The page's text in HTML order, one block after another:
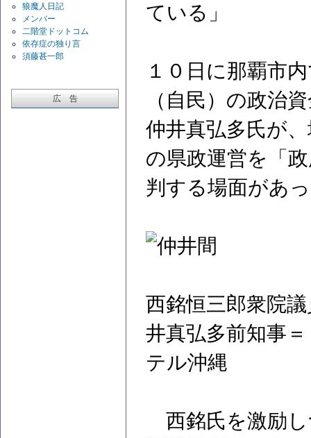
狼魔人日記
メンバー
二階堂ドットコム
依存症の独り言
須藤甚一郎
広 告
ている」
１０日に那覇市
（自民）の政治
仲井真弘多氏が
の県政運営を「
判する場面があ
西銘恒三郎衆院
井真弘多前知事
テル沖縄
西銘氏を激励し